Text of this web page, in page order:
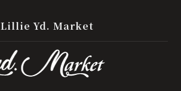
Lillie Yd. Market